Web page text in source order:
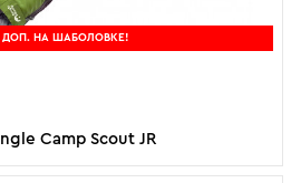
ДОП. НА ШАБОЛОВКЕ!
Camp Scout JR